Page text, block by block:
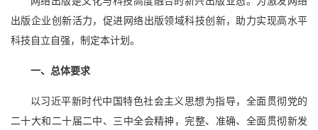
出版企业创新活力，促进网络出版领域科技创新，助力实现高水平
科技自立自强，制定本计划。
一、总体要求
以习近平新时代中国特色社会主义思想为指导，全面贯彻党的
二十大和二十届二中、三中全会精神，完整、准确、全面贯彻新发